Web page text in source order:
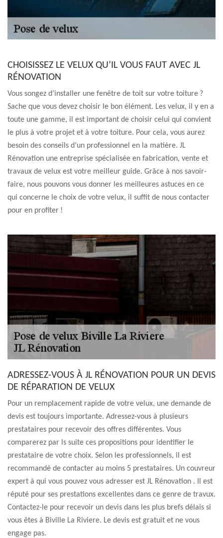
CHOISISSEZ LE VELUX QU’IL VOUS FAUT AVEC JL
RÉNOVATION
Vous songez d’installer une fenêtre de toit sur votre toiture ?
Sache que vous devez choisir le bon élément. Les velux, il y en a
toute une gamme, il est important de choisir celui qui convient
le plus à votre projet et à votre toiture. Pour cela, vous aurez
besoin des conseils d’un professionnel en la matière. JL
Rénovation une entreprise spécialisée en fabrication, vente et
travaux de velux est votre meilleur guide. Grâce à nos savoir-
faire, nous pouvons vous donner les meilleures astuces en ce
qui concerne le choix de votre velux, il suffit de nous contacter
pour en profiter !
ADRESSEZ-VOUS À JL RÉNOVATION POUR UN DEVIS
DE RÉPARATION DE VELUX
Pour un remplacement rapide de votre velux, une demande de
devis est toujours importante. Adressez-vous à plusieurs
prestataires pour recevoir des offres différentes. Vous
comparerez par ls suite ces propositions pour identifier le
prestataire de votre choix. Selon les professionnels, il est
recommandé de contacter au moins 5 prestataires. Un couvreur
expert à qui vous pouvez vous adresser est JL Rénovation . Il est
réputé pour ses prestations excellentes dans ce genre de travux.
Contactez-le pour recevoir un devis dans les plus brefs délais si
vous êtes à Biville La Riviere. Le devis est gratuit et ne vous
engage pas.